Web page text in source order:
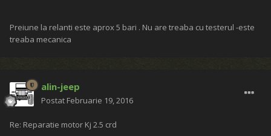
Preiune la relanti este aprox 5 bari . Nu are treaba cu testerul -este
treaba mecanica
alin-jeep
Postat Februarie 19, 2016
Re: Reparatie motor Kj 2.5 crd